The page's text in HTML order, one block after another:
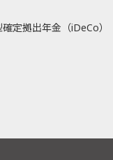
定拠出年金（iDeCo）